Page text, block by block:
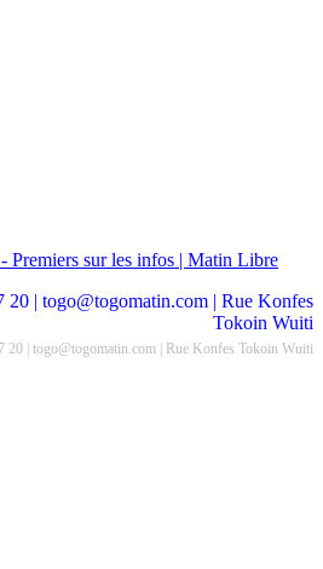
Premiers sur les infos | Matin Libre
20 | togo@togomatin.com | Rue Konfes Tokoin Wuiti